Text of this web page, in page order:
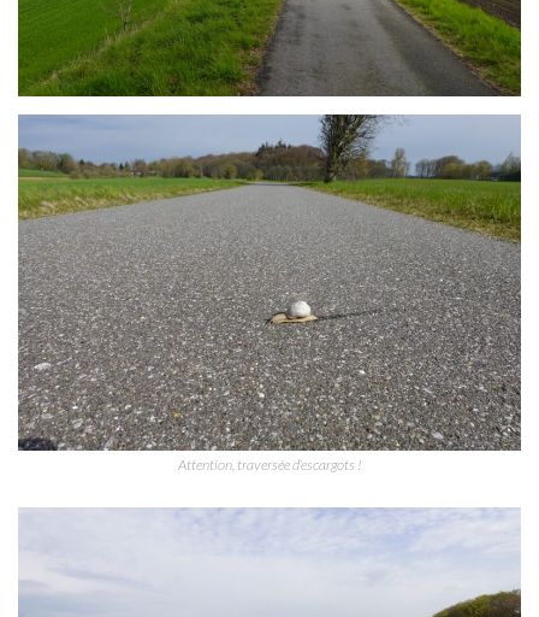
Attention, traversée d’escargots !